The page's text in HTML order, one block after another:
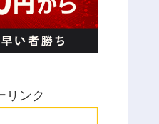
リンク